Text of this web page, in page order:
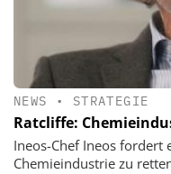
NEWS • STRATEGIE
Ratcliffe:
Ineos-Chef Ineos fordert
Chemieindustrie zu